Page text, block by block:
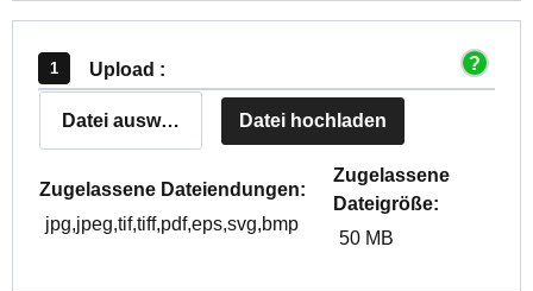
Upload :
Datei auswählen Datei hochladen
Zugelassene Dateiendungen:
jpg,jpeg,tif,tiff,pdf,eps,svg,bmp
Zugelassene
Dateigröße:
50 MB